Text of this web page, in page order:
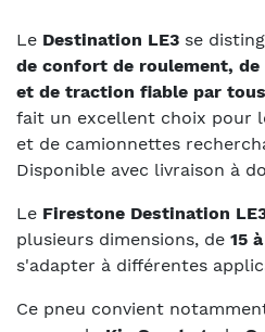
Le Destination LE3 se
de confort de roulement,
et de traction fiable par
fait un excellent choix pour
et de camionnettes
Disponible avec livraison à
Le Firestone Destination
plusieurs dimensions, de 15
s'adapter à différentes
Ce pneu convient